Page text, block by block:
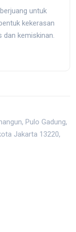
untuk
kekerasan
dan kemiskinan.
Pulo Gadung,
Jakarta 13220,